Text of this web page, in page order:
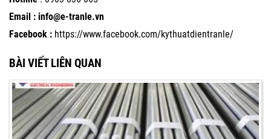
Email : info@e-tranle.vn
Facebook : https://www.facebook.com/kythuatdientranle/
BÀI VIẾT LIÊN QUAN